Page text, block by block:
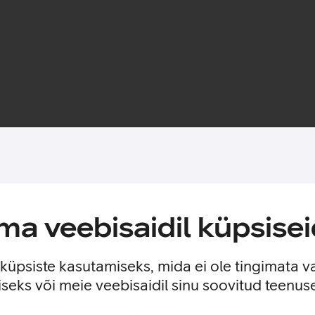
veebisaidil
kasutamiseks, mida ei ole tingimata
või meie veebisaidil sinu soovitud
jättes nähtavale seadme disaini ning sobitudes
sisse ehitatud Qi toega magnetrõngas, tänu millele